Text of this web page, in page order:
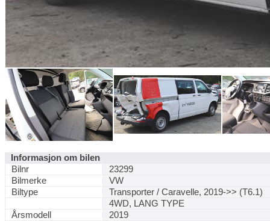
Informasjon om bilen
Bilnr
23299
Bilmerke
VW
Biltype
Transporter / Caravelle, 2019->> (T6.1)
4WD, LANG TYPE
Årsmodell
2019